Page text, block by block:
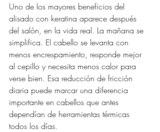
Uno de los mayores beneficios del
alisado con keratina aparece después
del salón, en la vida real. La mañana se
simplifica. El cabello se levanta con
menos encrespamiento, responde mejor
al cepillo y necesita menos calor para
verse bien. Esa reducción de fricción
diaria puede marcar una diferencia
importante en cabellos que antes
dependían de herramientas térmicas
todos los días.